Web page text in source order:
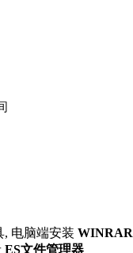
, 电脑端安装 WINRAR
ES文件管理器